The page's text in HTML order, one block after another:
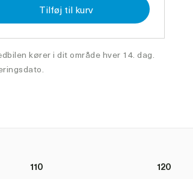
Tilføj til kurv
kører i dit område hver 14. dag.
110 120